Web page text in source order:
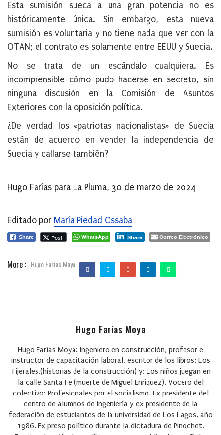
Esta sumisión sueca a una gran potencia no es
históricamente única. Sin embargo, esta nueva
sumisión es voluntaria y no tiene nada que ver con la
OTAN; el contrato es solamente entre EEUU y Suecia.
No se trata de un escándalo cualquiera. Es
incomprensible cómo pudo hacerse en secreto, sin
ninguna discusión en la Comisión de Asuntos
Exteriores con la oposición política.
¿De verdad los «patriotas nacionalistas» de Suecia
están de acuerdo en vender la independencia de
Suecia y callarse también?
Hugo Farías para La Pluma, 30 de marzo de 2024
Editado por María Piedad Ossaba
Share Post WhatsApp Share Correo Electrónico
More : Hugo Farías Moya
Hugo Farías Moya
Hugo Farías Moya: Ingeniero en construcción, profesor e
instructor de capacitación laboral, escritor de los libros: Los
Tijerales,(historias de la construcción) y: Los niños juegan en
la calle Santa Fe (muerte de Miguel Enriquez). Vocero del
colectivo: Profesionales por el socialismo. Ex presidente del
centro de alumnos de ingeniería y ex presidente de la
federación de estudiantes de la universidad de Los Lagos, año
1986. Ex preso político durante la dictadura de Pinochet.